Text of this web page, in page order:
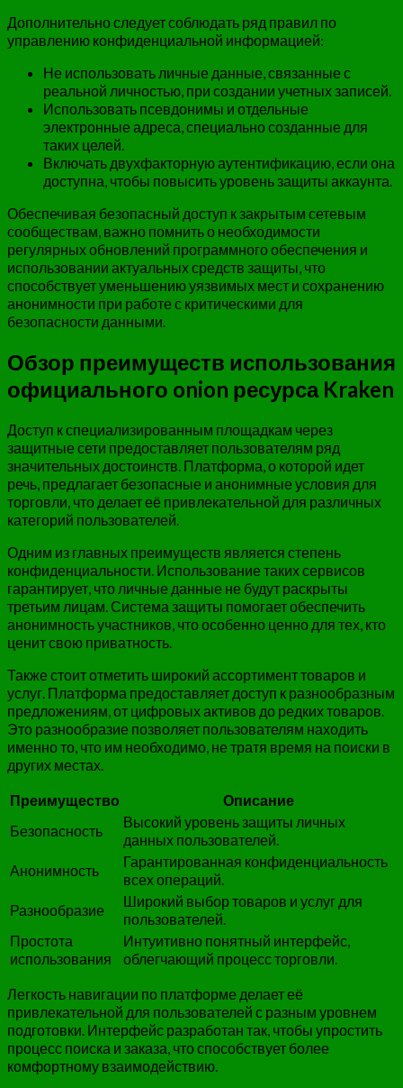
Дополнительно следует соблюдать ряд правил по
управлению конфиденциальной информацией:
Не использовать личные данные, связанные с
реальной личностью, при создании учетных записей.
Использовать псевдонимы и отдельные
электронные адреса, специально созданные для
таких целей.
Включать двухфакторную аутентификацию, если она
доступна, чтобы повысить уровень защиты аккаунта.
Обеспечивая безопасный доступ к закрытым сетевым
сообществам, важно помнить о необходимости
регулярных обновлений программного обеспечения и
использовании актуальных средств защиты, что
способствует уменьшению уязвимых мест и сохранению
анонимности при работе с критическими для
безопасности данными.
Обзор преимуществ использования
официального onion ресурса Kraken
Доступ к специализированным площадкам через
защитные сети предоставляет пользователям ряд
значительных достоинств. Платформа, о которой идет
речь, предлагает безопасные и анонимные условия для
торговли, что делает её привлекательной для различных
категорий пользователей.
Одним из главных преимуществ является степень
конфиденциальности. Использование таких сервисов
гарантирует, что личные данные не будут раскрыты
третьим лицам. Система защиты помогает обеспечить
анонимность участников, что особенно ценно для тех, кто
ценит свою приватность.
Также стоит отметить широкий ассортимент товаров и
услуг. Платформа предоставляет доступ к разнообразным
предложениям, от цифровых активов до редких товаров.
Это разнообразие позволяет пользователям находить
именно то, что им необходимо, не тратя время на поиски в
других местах.
Преимущество
Описание
Безопасность
Высокий уровень защиты личных
данных пользователей.
Анонимность
Гарантированная конфиденциальность
всех операций.
Разнообразие
Широкий выбор товаров и услуг для
пользователей.
Простота
использования
Интуитивно понятный интерфейс,
облегчающий процесс торговли.
Легкость навигации по платформе делает её
привлекательной для пользователей с разным уровнем
подготовки. Интерфейс разработан так, чтобы упростить
процесс поиска и заказа, что способствует более
комфортному взаимодействию.